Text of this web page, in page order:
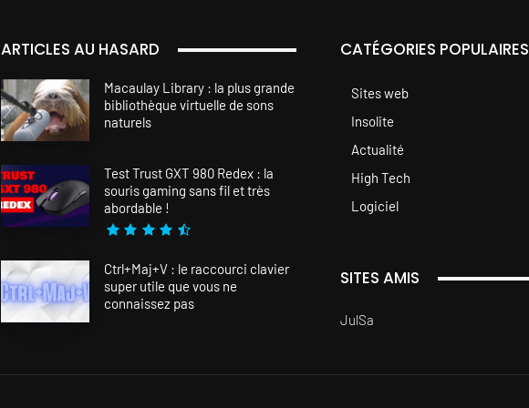
ARTICLES AU HASARD
Macaulay Library : la plus grande
bibliothèque virtuelle de sons
naturels
Test Trust GXT 980 Redex : la
souris gaming sans fil et très
abordable !
Ctrl+Maj+V : le raccourci clavier
super utile que vous ne
connaissez pas
CATÉGORIES POPULAIRES
Sites web
Insolite
Actualité
High Tech
Logiciel
SITES AMIS
JulSa